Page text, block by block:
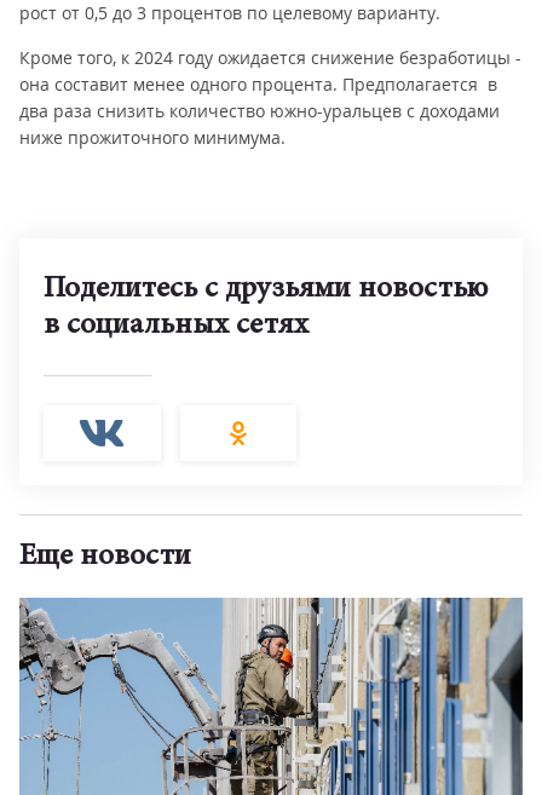
рост от 0,5 до 3 процентов по целевому варианту.
Кроме того, к 2024 году ожидается снижение безработицы -
она составит менее одного процента. Предполагается в
два раза снизить количество южно-уральцев с доходами
ниже прожиточного минимума.
Поделитесь с друзьями новостью
в социальных сетях
Еще новости